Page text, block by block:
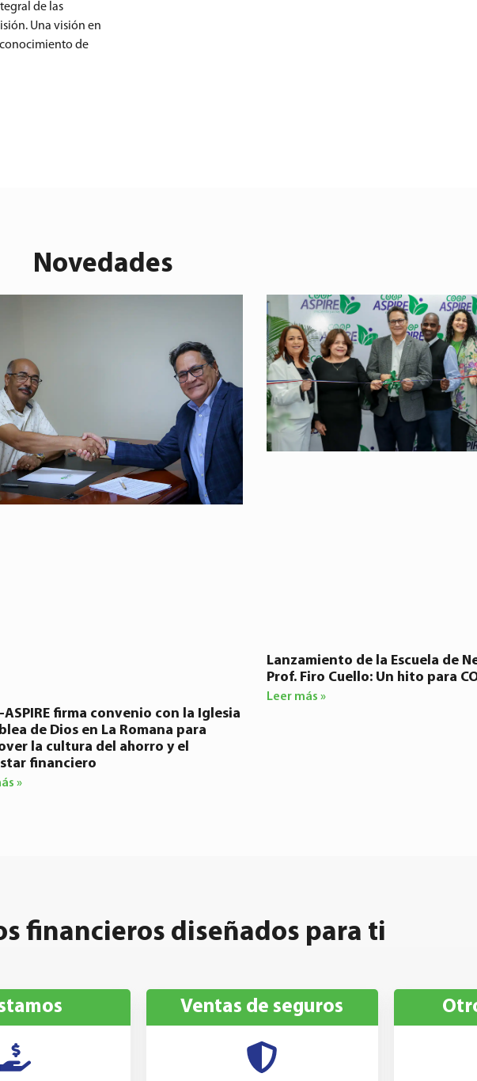
de las
Una visión en
de
Novedades
ASPIRE firma convenio con la Iglesia
de Dios en La Romana para
la cultura del ahorro y el
financiero
»
Lanzamiento de la Escuela de
Prof. Firo Cuello: Un hito para
Leer más »
financieros diseñados para ti
Ventas de seguros